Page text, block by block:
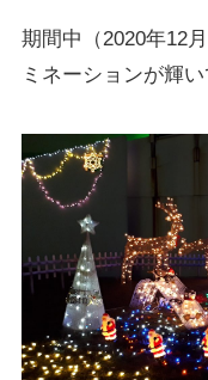
期間中（2020年12
ミネーションが輝い